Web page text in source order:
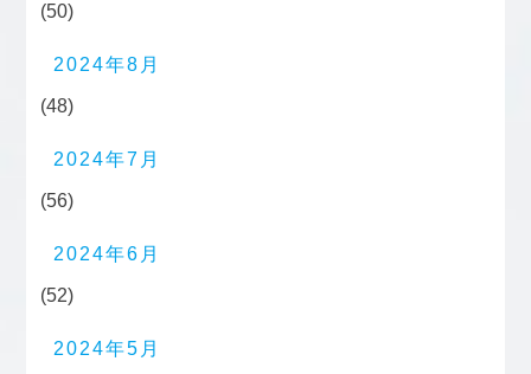
(50)
2024年8月
(48)
2024年7月
(56)
2024年6月
(52)
2024年5月